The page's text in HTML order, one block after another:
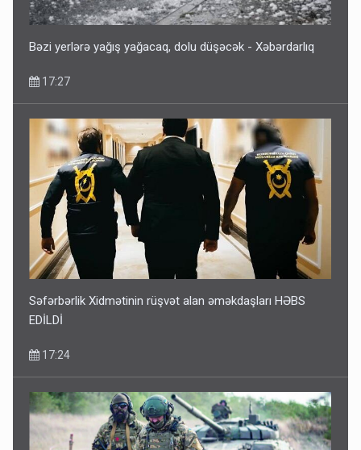
Bəzi yerlərə yağış yağacaq, dolu düşəcək - Xəbərdarlıq
17:27
Səfərbərlik Xidmətinin rüşvət alan əməkdaşları HƏBS
EDİLDİ
17:24